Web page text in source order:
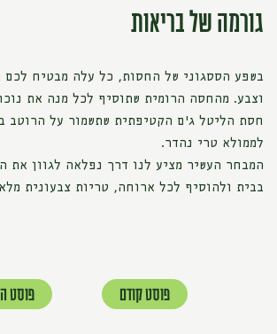
גורמה של בריאות
בשפע הססגוני של החסות, כל עלה מבטיח
וצבע. מהחסה הרומית שתוסיף לכל מנה את
חסת הליטל ג'ם הקטיפתית שתשמור על הרוטב
לממולא טרי נהדר.
המבחר העשיר מציע לנו דרך נפלאה לגוון את
בבית ולהוסיף לכל ארוחה, טריות צבעונית
פוסט קודם פוסט